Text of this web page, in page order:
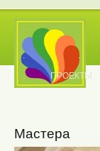
. . .
. ПРОЕКТЫ
Мастера